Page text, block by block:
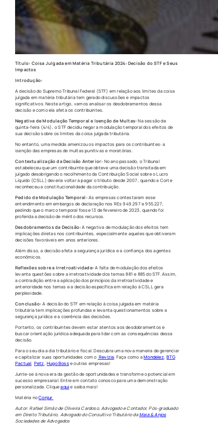
Título: Coisa Julgada em Matéria Tributária 2024: Decisão do STF e Seus
Impactos
Introdução:
A decisão do Supremo Tribunal Federal (STF) em relação aos limites da coisa
julgada em matéria tributária tem gerado discussões e impactos
significativos. Neste artigo, vamos analisar os desdobramentos dessa
decisão e como ela afeta os contribuintes.
Negativa de Modulação Temporal e Isenção de Multas: Na sessão de
quinta-feira (4/4), o STF decidiu negar a modulação temporal dos efeitos de
sua decisão sobre os limites da coisa julgada tributária.
No entanto, uma medida amenizou os impactos para os contribuintes: a
isenção das empresas de multas punitivas e moratórias.
Contextualização da Decisão Anterior: No ano passado, o Tribunal
estabeleceu que um contribuinte que obteve uma decisão transitada em
julgado desobrigando o recolhimento da Contribuição Social sobre o Lucro
Líquido (CSLL) deveria voltar a pagar o tributo desde 2007, quando a Corte
reconheceu a constitucionalidade da contribuição.
Pedido de Modulação Temporal: As empresas contestaram esse
entendimento em embargos de declaração nos REs 949.297 e 955.227,
pedindo que o marco temporal fosse 13 de fevereiro de 2023, quando foi
proferida a decisão de mérito dos recursos.
Desdobramentos da Decisão: A negativa de modulação dos efeitos tem
implicações diretas nos contribuintes, especialmente aqueles que obtiveram
decisões favoráveis em anos anteriores.
Além disso, a decisão afeta a segurança jurídica e a confiança dos agentes
econômicos.
Reflexões sobre a Irretroatividade: A falta de modulação dos efeitos
levanta questões sobre a irretroatividade dos temas 881 e 885 do STF. Assim,
a contradição entre a aplicação dos princípios da irretroatividade e
anterioridade nos temas e a decisão específica em relação à CSLL gera
perplexidade.
Conclusão: A decisão do STF em relação à coisa julgada em matéria
tributária tem implicações profundas e levanta questionamentos sobre a
segurança jurídica e a coerência das decisões.
Portanto, os contribuintes devem estar atentos aos desdobramentos e
buscar orientação jurídica adequada para lidar com as consequências dessa
decisão.
Para o seu dia a dia tributário e fiscal. Descubra uma nova maneira de gerenciar
e capitalizar suas oportunidades com o Revizia. Faça como aMondelez,BTG
Pactual, Petz,Hugo Bosse outras empresas!
Junte-se à nova era da gestão de oportunidades e transforme o potencial em
sucesso empresarial. Entre em contato conosco para uma demonstração
personalizada. Cliqueaquie saiba mais!
Matéria noConjur
Autor: Rafael Simão de Oliveira Cardoso, Advogado e Contador, Pós-graduado
em Direito Tributário, Advogado do Consultivo Tributário daMaia & Anjos
Sociedades de Advogados